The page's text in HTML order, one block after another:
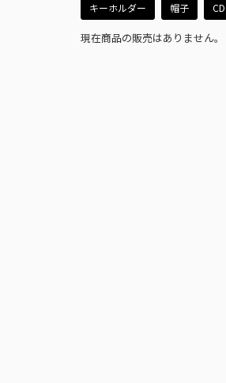
キーホルダー 帽子
現在商品の販売はありません。